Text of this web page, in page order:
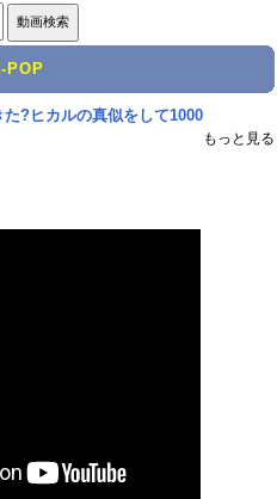
POP
た?ヒカルの真似をして1000
もっと見る